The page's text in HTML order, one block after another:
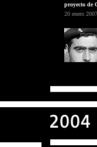
proyecto de
20 enero 2007